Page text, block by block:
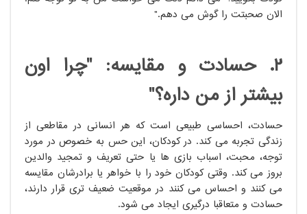
الان صحبتت را گوش می دهم."
۲. حسادت و مقایسه: "چرا اون
بیشتر از من داره؟"
حسادت، احساسی طبیعی است که هر انسانی در مقاطعی از
زندگی تجربه می کند. در کودکان، این حس به خصوص در مورد
توجه، محبت، اسباب بازی ها یا حتی تعریف و تمجید والدین
بروز می کند. وقتی کودکان خود را با خواهر یا برادرشان مقایسه
می کنند و احساس می کنند در موقعیت ضعیف تری قرار دارند،
حسادت و متعاقباً درگیری ایجاد می شود.